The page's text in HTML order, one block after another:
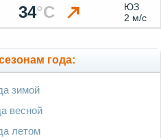
34°C
ЮЗ
2 м/с
года:
зимой
весной
летом